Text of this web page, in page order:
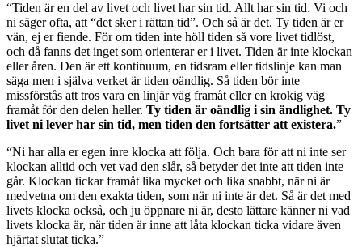
“Tiden är en del av livet och livet har sin tid. Allt har sin tid. Vi och
ni säger ofta, att “det sker i rättan tid”. Och så är det. Ty tiden är er
vän, ej er fiende. För om tiden inte höll tiden så vore livet tidlöst,
och då fanns det inget som orienterar er i livet. Tiden är inte klockan
eller åren. Den är ett kontinuum, en tidsram eller tidslinje kan man
säga men i själva verket är tiden oändlig. Så tiden bör inte
missförstås att tros vara en linjär väg framåt eller en krokig väg
framåt för den delen heller. Ty tiden är oändlig i sin ändlighet. Ty
livet ni lever har sin tid, men tiden den fortsätter att existera.”
“Ni har alla er egen inre klocka att följa. Och bara för att ni inte ser
klockan alltid och vet vad den slår, så betyder det inte att tiden inte
går. Klockan tickar framåt lika mycket och lika snabbt, när ni är
medvetna om den exakta tiden, som när ni inte är det. Så är det med
livets klocka också, och ju öppnare ni är, desto lättare känner ni vad
livets klocka är, när tiden är inne att låta klockan ticka vidare även
hjärtat slutat ticka.”